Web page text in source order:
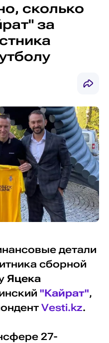
сколько
за
детали
сборной
Яцека
"Кайрат",
Vesti.kz.
27-